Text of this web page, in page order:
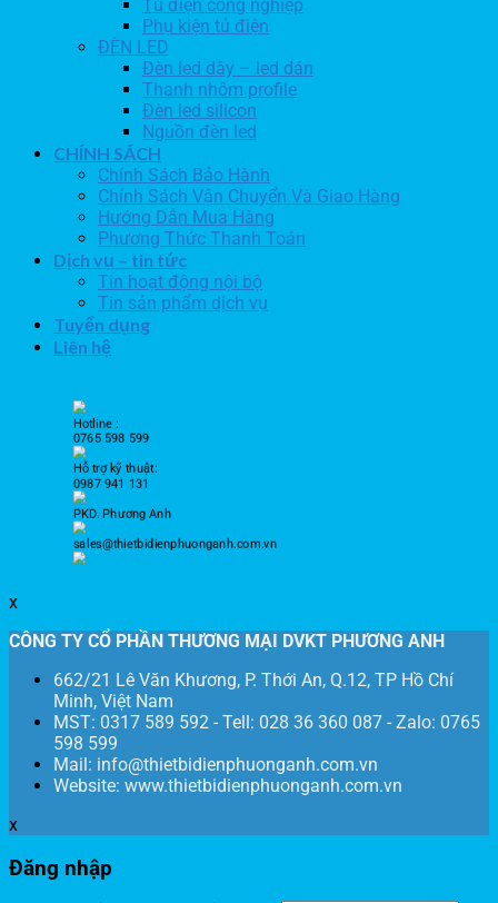
Tủ điện công nghiệp
Phụ kiện tủ điện
ĐÈN LED
Đèn led dây – led dán
Thanh nhôm profile
Đèn led silicon
Nguồn đèn led
CHÍNH SÁCH
Chính Sách Bảo Hành
Chính Sách Vận Chuyển Và Giao Hàng
Hướng Dẫn Mua Hàng
Phương Thức Thanh Toán
Dịch vụ – tin tức
Tin hoạt động nội bộ
Tin sản phẩm dịch vụ
Tuyển dụng
Liên hệ
Hotline :
0765 598 599
Hỗ trợ kỹ thuật:
0987 941 131
PKD. Phương Anh
sales@thietbidienphuonganh.com.vn
x
CÔNG TY CỔ PHẦN THƯƠNG MẠI DVKT PHƯƠNG ANH
662/21 Lê Văn Khương, P. Thới An, Q.12, TP Hồ Chí
Minh, Việt Nam
MST: 0317 589 592 - Tell: 028 36 360 087 - Zalo: 0765
598 599
Mail: info@thietbidienphuonganh.com.vn
Website: www.thietbidienphuonganh.com.vn
x
Đăng nhập